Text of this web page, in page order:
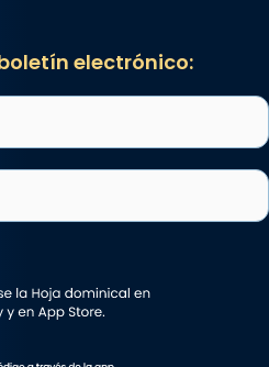
electrónico: